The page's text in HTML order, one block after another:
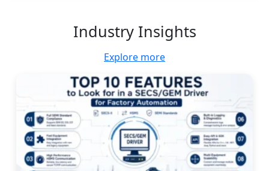
Industry Insights
Explore more